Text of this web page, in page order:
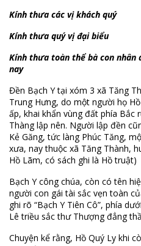
Kính thưa các vị khách quý
Kính thưa quý vị đại biểu
Kính thưa toàn thể bà con nhân
nay
Đền Bạch Y tại xóm 3 xã Tăng
Trung Hưng, do một người họ
ấp, khai khẩn vùng đất phía Bắc
Thàng lập nên. Người lập đền
Kẻ Găng, tức làng Phúc Tăng,
xưa, nay thuộc xã Tăng Thành,
Hồ Lãm, có sách ghi là Hồ truật)
Bạch Y công chúa, còn có tên
người con gái tài sắc vẹn toàn
ghi rõ “Bạch Y Tiên Cô”, phía
Lê triều sắc thư Thượng đẳng
Chuyện kể rằng, Hồ Quý Ly khi